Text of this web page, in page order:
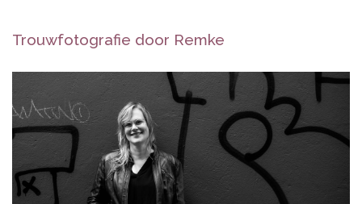
Trouwfotografie door Remke